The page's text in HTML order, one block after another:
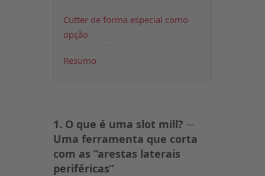
Cutter de forma especial como
opção
Resumo
1. O que é uma slot mill? ─
Uma ferramenta que corta
com as “arestas laterais
periféricas”